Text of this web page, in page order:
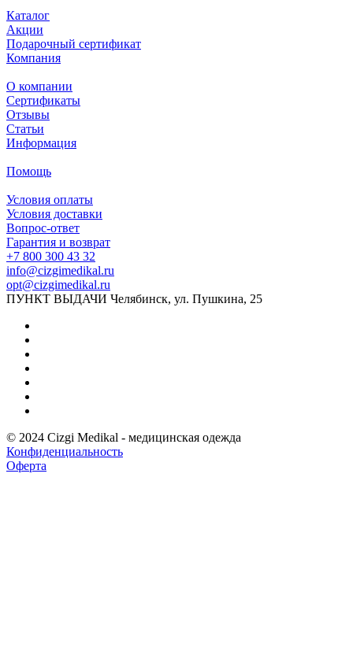
Каталог
Акции
Подарочный сертификат
Компания
О компании
Сертификаты
Отзывы
Статьи
Информация
Помощь
Условия оплаты
Условия доставки
Вопрос-ответ
Гарантия и возврат
+7 800 300 43 32
info@cizgimedikal.ru
opt@cizgimedikal.ru
ПУНКТ ВЫДАЧИ Челябинск, ул. Пушкина, 25
© 2024 Cizgi Medikal - медицинская одежда
Конфиденциальность
Оферта